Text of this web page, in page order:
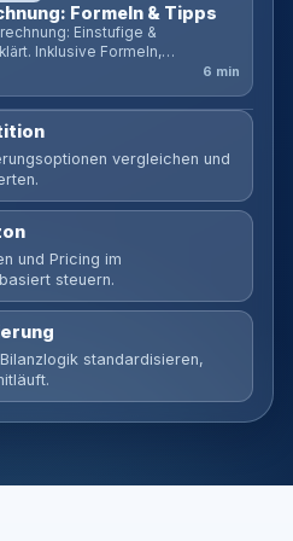
Formeln & Tipps
Einstufige &
Inklusive Formeln,
für Ihr Unternehmen.
6 min
vergleichen und
und Pricing im
steuern.
standardisieren,